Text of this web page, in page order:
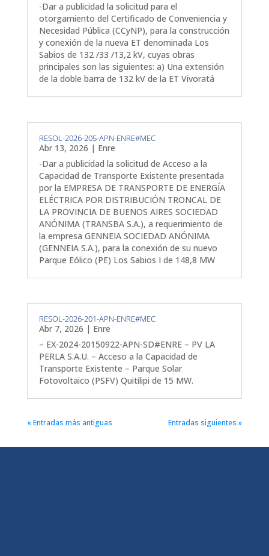
-Dar a publicidad la solicitud para el
otorgamiento del Certificado de Conveniencia y
Necesidad Pública (CCyNP), para la construcción
y conexión de la nueva ET denominada Los
Sabios de 132 /33 /13,2 kV, cuyas obras
principales son las siguientes: a) Una extensión
de la doble barra de 132 kV de la ET Vivoratá
RESOL-2026-205-APN-ENRE#MEC
Abr 13, 2026 | Enre
-Dar a publicidad la solicitud de Acceso a la
Capacidad de Transporte Existente presentada
por la EMPRESA DE TRANSPORTE DE ENERGÍA
ELÉCTRICA POR DISTRIBUCIÓN TRONCAL DE
LA PROVINCIA DE BUENOS AIRES SOCIEDAD
ANÓNIMA (TRANSBA S.A.), a requerimiento de
la empresa GENNEIA SOCIEDAD ANÓNIMA
(GENNEIA S.A.), para la conexión de su nuevo
Parque Eólico (PE) Los Sabios I de 148,8 MW
RESOL-2026-201-APN-ENRE#MEC
Abr 7, 2026 | Enre
– EX-2024-20150922-APN-SD#ENRE – PV LA
PERLA S.A.U. – Acceso a la Capacidad de
Transporte Existente – Parque Solar
Fotovoltaico (PSFV) Quitilipi de 15 MW.
« Entradas más antiguas Entradas siguientes »